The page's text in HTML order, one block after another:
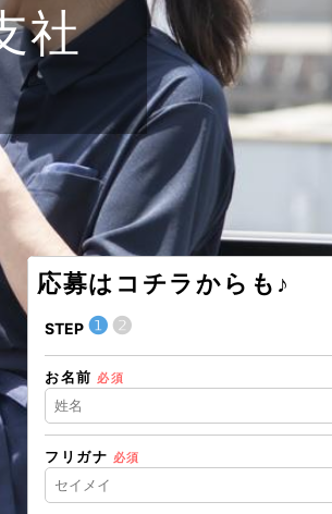
社
応募はコチラからも♪
STEP ❶❷
お名前 必須
フリガナ 必須